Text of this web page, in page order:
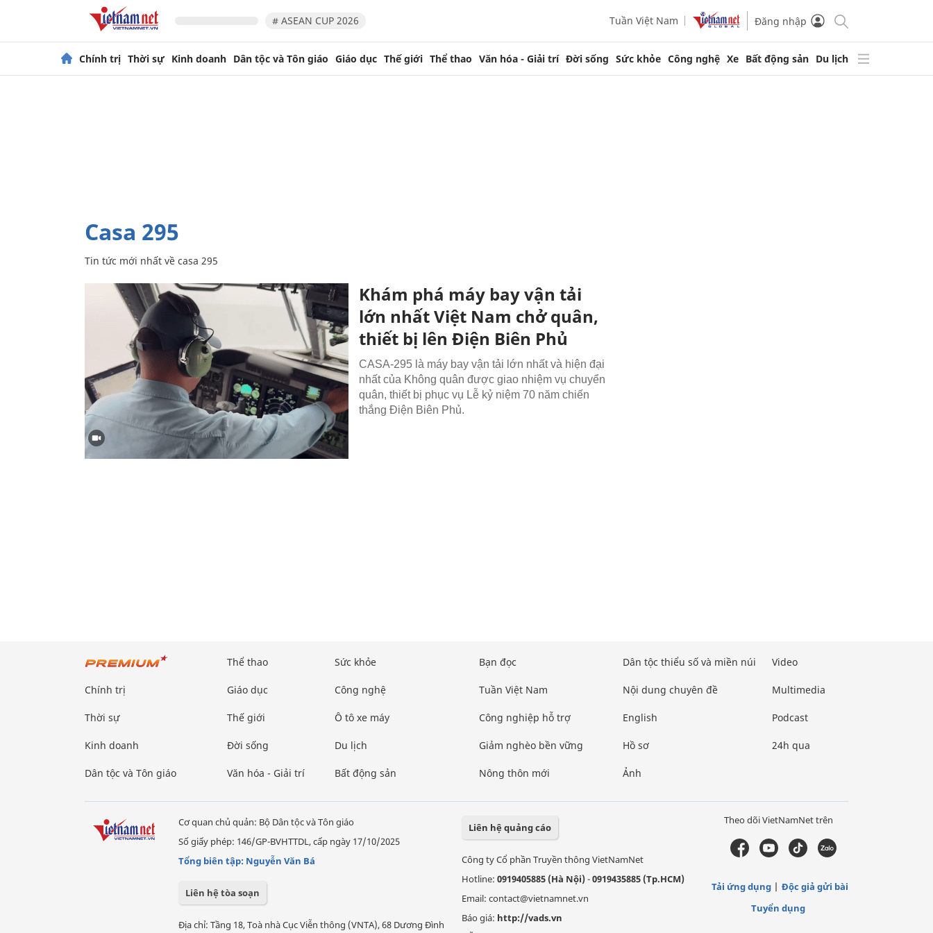
# ASEAN CUP 2026 Tuần Việt Nam Đăng nhập
Chính trị Thời sự Kinh doanh Dân tộc và Tôn giáo Giáo dục Thế giới Thể thao Văn hóa - Giải trí Đời sống Sức khỏe Công nghệ Xe Bất động sản Du lịch
casa 295
Tin tức mới nhất về casa 295
Khám phá máy bay vận tải
lớn nhất Việt Nam chở quân,
thiết bị lên Điện Biên Phủ
CASA-295 là máy bay vận tải lớn nhất và hiện đại
nhất của Không quân được giao nhiệm vụ chuyển
quân, thiết bị phục vụ Lễ kỷ niệm 70 năm chiến
thắng Điện Biên Phủ.
Chính trị
Thời sự
Kinh doanh
Dân tộc và Tôn giáo
Thể thao
Giáo dục
Thế giới
Đời sống
Văn hóa - Giải trí
Sức khỏe
Công nghệ
Ô tô xe máy
Du lịch
Bất động sản
Bạn đọc
Tuần Việt Nam
Công nghiệp hỗ trợ
Giảm nghèo bền vững
Nông thôn mới
Dân tộc thiểu số và miền núi
Nội dung chuyên đề
English
Hồ sơ
Ảnh
Video
Multimedia
Podcast
24h qua
Cơ quan chủ quản: Bộ Dân tộc và Tôn giáo
Số giấy phép: 146/GP-BVHTTDL, cấp ngày 17/10/2025
Tổng biên tập: Nguyễn Văn Bá
Liên hệ tòa soạn
Địa chỉ: Tầng 18, Toà nhà Cục Viễn thông (VNTA), 68 Dương Đình
Liên hệ quảng cáo
Công ty Cổ phần Truyền thông VietNamNet
Hotline: 0919405885 (Hà Nội)-0919435885 (Tp.HCM)
Email: contact@vietnamnet.vn
Báo giá: http://vads.vn
Theo dõi VietNamNet trên
Tải ứng dụng
Độc giả gửi bài
Tuyển dụng